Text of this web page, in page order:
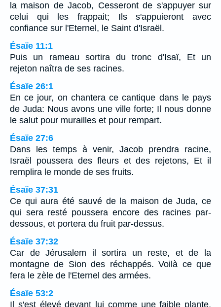
la maison de Jacob, Cesseront de s'appuyer sur
celui qui les frappait; Ils s'appuieront avec
confiance sur l'Eternel, le Saint d'Israël.
Ésaïe 11:1
Puis un rameau sortira du tronc d'Isaï, Et un
rejeton naîtra de ses racines.
Ésaïe 26:1
En ce jour, on chantera ce cantique dans le pays
de Juda: Nous avons une ville forte; Il nous donne
le salut pour murailles et pour rempart.
Ésaïe 27:6
Dans les temps à venir, Jacob prendra racine,
Israël poussera des fleurs et des rejetons, Et il
remplira le monde de ses fruits.
Ésaïe 37:31
Ce qui aura été sauvé de la maison de Juda, ce
qui sera resté poussera encore des racines par-
dessous, et portera du fruit par-dessus.
Ésaïe 37:32
Car de Jérusalem il sortira un reste, et de la
montagne de Sion des réchappés. Voilà ce que
fera le zèle de l'Eternel des armées.
Ésaïe 53:2
Il s'est élevé devant lui comme une faible plante,